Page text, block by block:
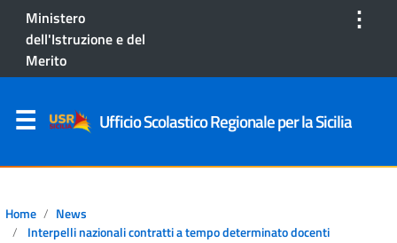
Ministero
dell'Istruzione e del
Merito
⋮
Ufficio Scolastico Regionale per la Sicilia
Home
News
Interpelli nazionali contratti a tempo determinato docenti